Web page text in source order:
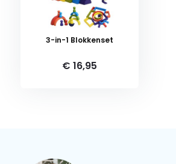
Complete blokkenset
Leuk om cadeau te geven
3-in-1 Blokkenset
€ 16,95